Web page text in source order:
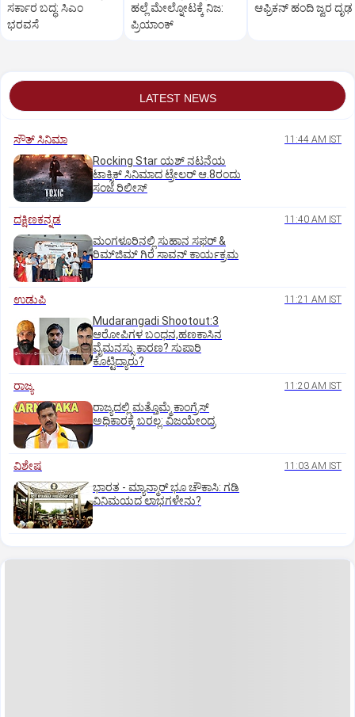
ಸರ್ಕಾರ ಬದ್ಧ: ಸಿಎಂ
ಭರವಸೆ
ಹಲ್ಲೆ ಮೇಲ್ನೋಟಕ್ಕೆ ನಿಜ:
ಪ್ರಿಯಾಂಕ್‌
ಆಫ್ರಿಕನ್‌ ಹಂದಿ ಜ್ವರ ದೃಢ
LATEST NEWS
ಸೌತ್‌ ಸಿನಿಮಾ 11:44 AM IST
Rocking Star ಯಶ್‌ ನಟನೆಯ
ಟಾಕ್ಸಿಕ್‌ ಸಿನಿಮಾದ ಟ್ರೇಲರ್‌ ಆ.8ರಂದು
ಸಂಜೆ ರಿಲೀಸ್
ದಕ್ಷಿಣಕನ್ನಡ 11:40 AM IST
ಮಂಗಳೂರಿನಲ್ಲಿ ಸುಹಾನ ಸಫರ್ &
ರಿಮ್‌ಜಿಮ್ ಗಿರೆ ಸಾವನ್ ಕಾರ್ಯಕ್ರಮ
ಉಡುಪಿ 11:21 AM IST
Mudarangadi Shootout:‌3
ಆರೋಪಿಗಳ ಬಂಧನ,ಹಣಕಾಸಿನ
ವೈಮನಸ್ಸು ಕಾರಣ? ಸುಪಾರಿ
ಕೊಟ್ಟಿದ್ಯಾರು?
ರಾಜ್ಯ
11:20 AM IST
ರಾಜ್ಯದಲ್ಲಿ ಮತ್ತೊಮ್ಮೆ ಕಾಂಗ್ರೆಸ್‌
ಅಧಿಕಾರಕ್ಕೆ ಬರಲ್ಲ: ವಿಜಯೇಂದ್ರ
ವಿಶೇಷ 11:03 AM IST
ಭಾರತ -‌ ಮ್ಯಾನ್ಮಾರ್ ಭೂ ಚೌಕಾಸಿ: ಗಡಿ
ವಿನಿಮಯದ ಲಾಭಗಳೇನು?